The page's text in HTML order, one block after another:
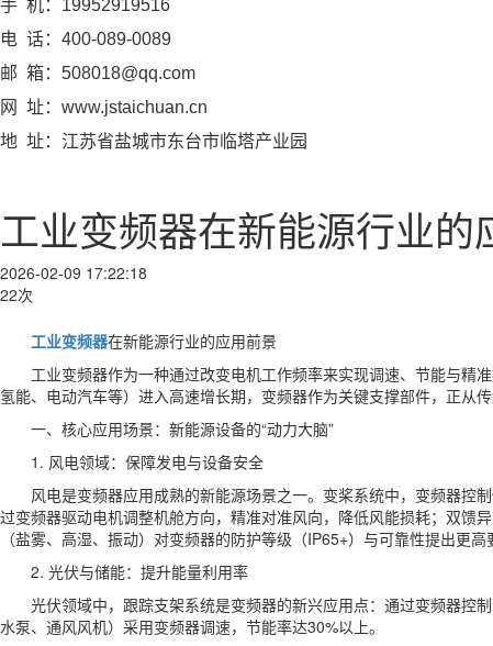
手 机：19952919516
电 话：400-089-0089
邮 箱：508018@qq.com
网 址：www.jstaichuan.cn
地 址：江苏省盐城市东台市临塔产业园
工业变频器在新能源行业的
2026-02-09 17:22:18
22次
工业变频器在新能源行业的应用前景
工业变频器作为一种通过改变电机工作频率来实现调速、节能与精
氢能、电动汽车等）进入高速增长期，变频器作为关键支撑部件，正从
一、核心应用场景：新能源设备的“动力大脑”
1. 风电领域：保障发电与设备安全
风电是变频器应用成熟的新能源场景之一。变桨系统中，变频器控
过变频器驱动电机调整机舱方向，精准对准风向，降低风能损耗；双馈
（盐雾、高湿、振动）对变频器的防护等级（IP65+）与可靠性提出更
2. 光伏与储能：提升能量利用率
光伏领域中，跟踪支架系统是变频器的新兴应用点：通过变频器控
水泵、通风风机）采用变频器调速，节能率达30%以上。